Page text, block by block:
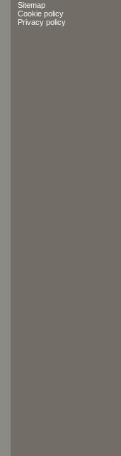
Sitemap
Cookie policy
Privacy policy